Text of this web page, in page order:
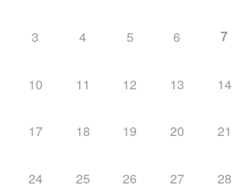
3 4 5 6 7
10 11 12 13 14
17 18 19 20 21
24 25 26 27 28